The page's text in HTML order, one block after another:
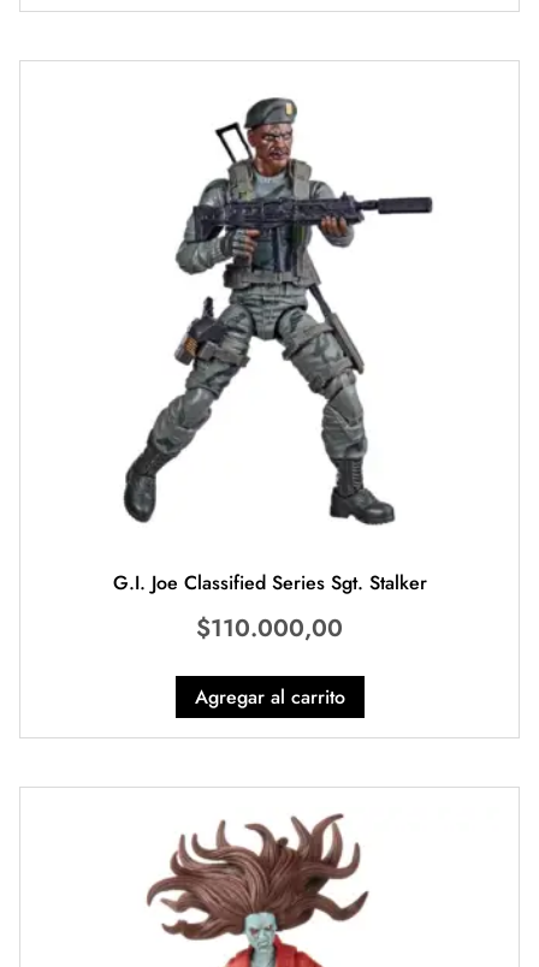
G.I. Joe Classified Series Sgt. Stalker
$110.000,00
Agregar al carrito